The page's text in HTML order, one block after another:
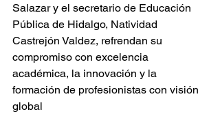
Salazar y el secretario de Educación
Pública de Hidalgo, Natividad
Castrejón Valdez, refrendan su
compromiso con excelencia
académica, la innovación y la
formación de profesionistas con visión
global